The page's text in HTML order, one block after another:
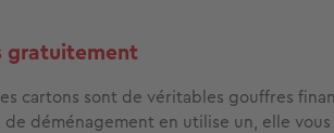
gratuitement
cartons sont de véritables gouffres
déménagement en utilise un, elle